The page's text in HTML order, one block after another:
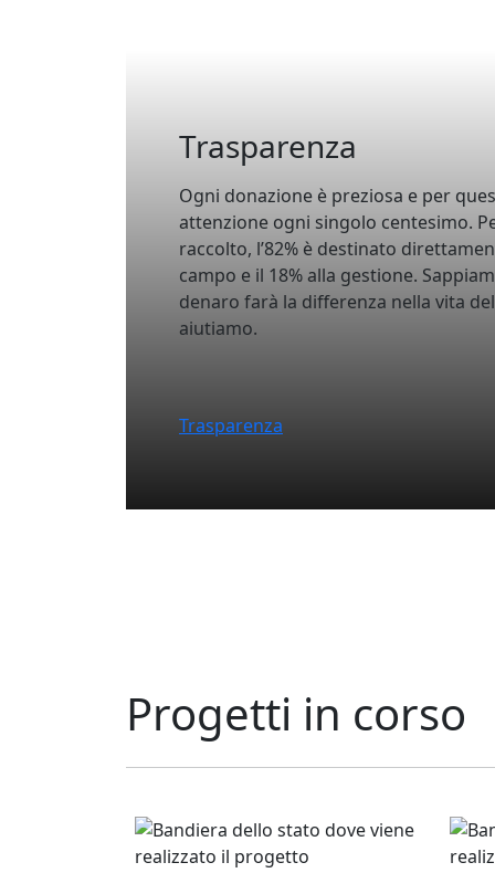
Trasparenza
Ogni donazione è preziosa e per
attenzione ogni singolo centesimo.
raccolto, l’82% è destinato
campo e il 18% alla gestione.
denaro farà la differenza nella vita
aiutiamo.
Trasparenza
Progetti in corso